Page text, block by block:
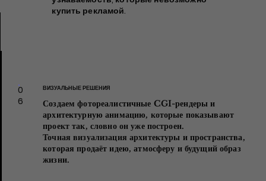
купить рекламой.
ВИЗУАЛЬНЫЕ РЕШЕНИЯ
Создаем фотореалистичные CGI-рендеры и
архитектурную анимацию, которые показывают
проект так, словно он уже построен.
Точная визуализация архитектуры и пространства,
которая продаёт идею, атмосферу и будущий образ
жизни.
0
6